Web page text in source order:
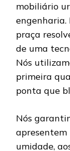
mobiliário
engenharia.
praça
de uma
Nós
primeira
ponta que
Nós
apresentem
umidade,